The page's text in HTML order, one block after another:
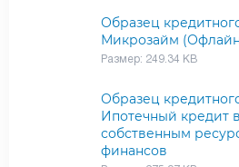
Образец
Микрозайм
Размер: 249.34 KB
Образец
Ипотечный кредит
собственным
финансов